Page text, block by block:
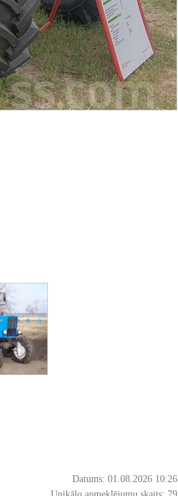
Datums: 01.08.2026 10:26